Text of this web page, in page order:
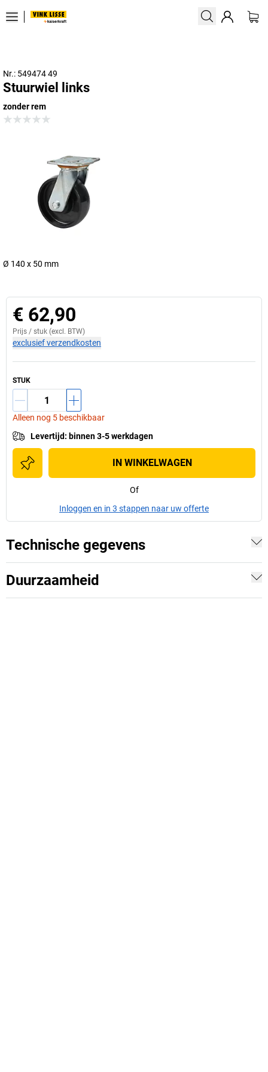
Nr.: 549474 49
Stuurwiel links
zonder rem
Ø 140 x 50 mm
€ 62,90
Prijs / stuk (excl. BTW)
exclusief verzendkosten
STUK
Alleen nog 5 beschikbaar
Levertijd: binnen 3-5 werkdagen
IN WINKELWAGEN
Of
Inloggen en in 3 stappen naar uw offerte
Technische gegevens
Duurzaamheid